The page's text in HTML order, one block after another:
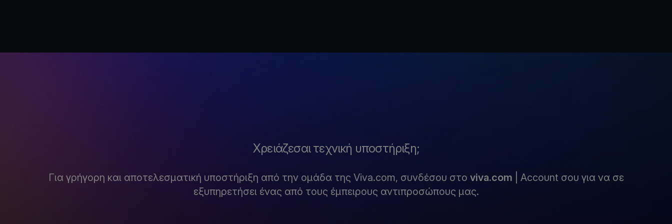
Χρειάζεσαι τεχνική υποστήριξη;
Για γρήγορη και αποτελεσματική υποστήριξη από την ομάδα της Viva.com, συνδέσου στο viva.com | Account σου για να σε
εξυπηρετήσει ένας από τους έμπειρους αντιπροσώπους μας.